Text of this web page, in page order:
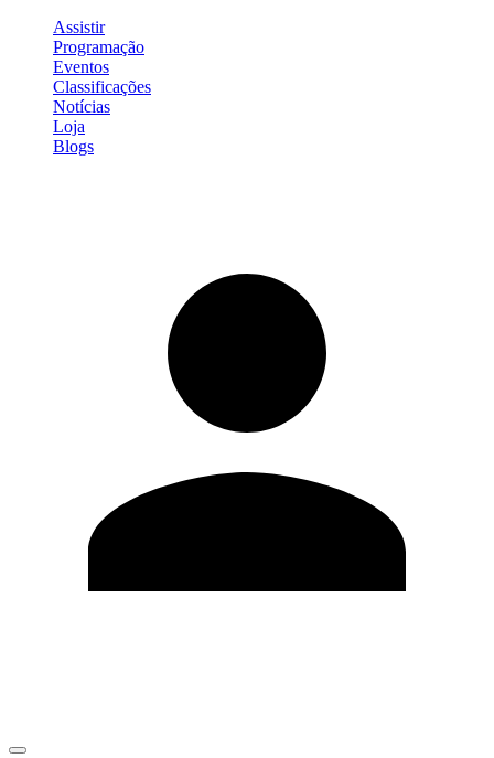
Assistir
Programação
Eventos
Classificações
Notícias
Loja
Blogs